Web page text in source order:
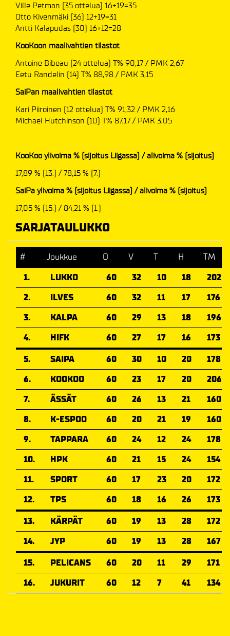
Ville Petman (35 ottelua) 16+19=35
Otto Kivenmäki (36) 12+19=31
Antti Kalapudas (30) 16+12=28
KooKoon maalivahtien tilastot
Antoine Bibeau (24 ottelua) T% 90,17 / PMK 2,67
Eetu Randelin (14) T% 88,98 / PMK 3,15
SaiPan maalivahtien tilastot
Kari Piiroinen (12 ottelua) T% 91,32 / PMK 2,16
Michael Hutchinson (10) T% 87,17 / PMK 3,05
KooKoo ylivoima % (sijoitus Liigassa) / alivoima % (sijoitus)
17,89 % (13.) / 78,15 % (7.)
SaiPa ylivoima % (sijoitus Liigassa) / alivoima % (sijoitus)
17,05 % (15.) / 84,21 % (1.)
SARJATAULUKKO
# Joukkue O V T H
TM
1.
LUKKO 60 32 10 18
202
2.
ILVES 60 32 11 17
176
3.
KALPA 60 29 13 18
196
4.
HIFK 60 27 17 16
173
5.
SAIPA 60 30 10 20
178
6.
KOOKOO 60 23 17 20
206
7.
ÄSSÄT 60 26 13 21
160
8.
K-ESPOO 60 20 21 19
160
9.
TAPPARA 60 24 12 24
178
10.
HPK 60 21 15 24
154
11.
SPORT 60 17 23 20
172
12.
TPS 60 18 16 26
173
13.
KÄRPÄT 60 19 13 28
172
14.
JYP 60 19 13 28
167
15.
PELICANS 60 20 11 29
171
16.
JUKURIT 60 12 7 41 134